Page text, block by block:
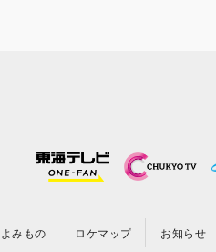
よみもの ロケマップ お知らせ